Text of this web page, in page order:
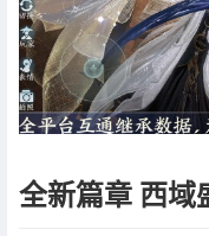
全新篇章 西域